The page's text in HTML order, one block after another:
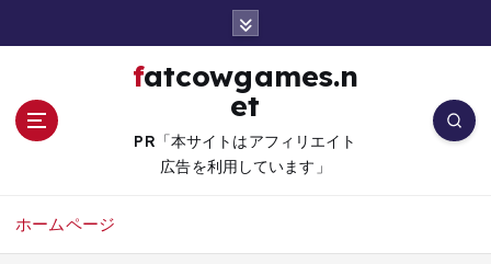
fatcowgames.n
et
PR「本サイトはアフィリエイト
広告を利用しています」
ホームページ